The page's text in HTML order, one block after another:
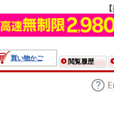
買い物かご
閲覧履歴